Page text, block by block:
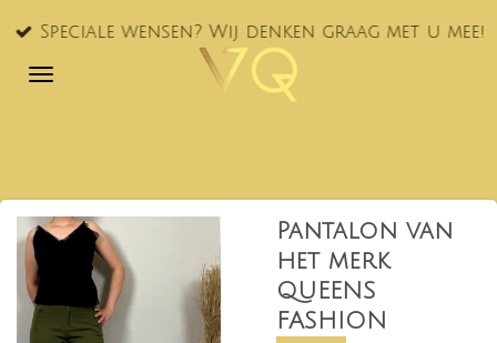
Ga
naar
Speciale wensen? Wij denken graag met u mee!
Pantalon van
het merk
QUEENS
FASHION